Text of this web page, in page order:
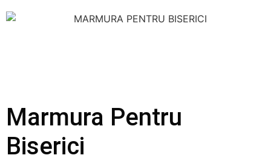
Marmura Pentru
Biserici